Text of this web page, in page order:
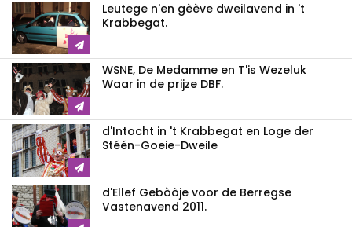
Leutege n'en gèève dweilavend in 't
Krabbegat.
WSNE, De Medamme en T'is Wezeluk
Waar in de prijze DBF.
d'Intocht in 't Krabbegat en Loge der
Stéén-Goeie-Dweile
d'Ellef Gebòòje voor de Berregse
Vastenavend 2011.